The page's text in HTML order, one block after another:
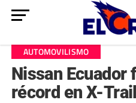
AUTOMOVILISMO
Nissan Ecuador
récord en X-